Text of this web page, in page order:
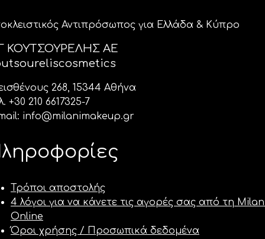
Αντιπρόσωπος για Ελλάδα & Κύπρο
ΚΟΥΤΣΟΥΡΕΛΗΣ ΑΕ
268, 15344 Αθήνα
+30 210 6617325-7
info@milanimakeup.gr
Τρόποι αποστολής
4 λόγοι για να κάνετε τις αγορές σας από τη
Online
Όροι χρήσης / Προσωπικά δεδομένα